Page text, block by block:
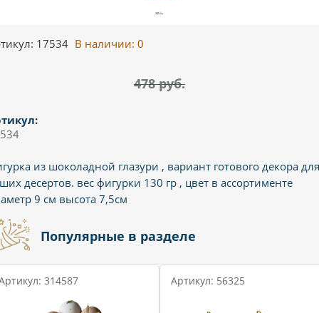
17534 В наличии: 0
478 руб.
из шоколадной глазури , вариант готового декора для
десертов. вес фигурки 130 гр , цвет в ассортименте
9 см высота 7,5см
Популярные в разделе
314587 Артикул: 56325